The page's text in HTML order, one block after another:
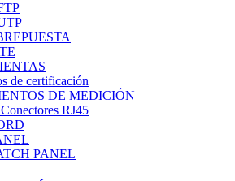
de certificación
DE MEDICIÓN
RJ45
PANEL